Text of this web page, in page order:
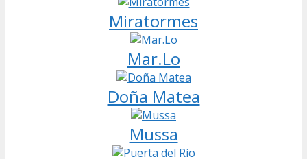
Miratormes
Mar.Lo
Doña Matea
Mussa